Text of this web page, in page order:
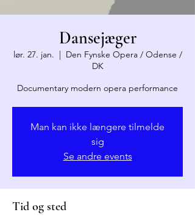
Dansejæger
lør. 27. jan.
  |
Den Fynske Opera / Odense /
DK
Documentary modern opera performance
Man kan ikke længere tilmelde
sig
Se andre events
Tid og sted